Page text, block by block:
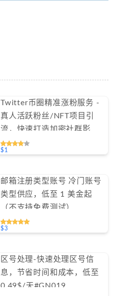
Twitter币圈精准涨粉服务 -
真人活跃粉丝/NFT项目引
流，快速打造加密社群影响
力（不支持免费测试）
$1
邮箱注册类型账号 冷门账号
类型供应，低至 1 美金起
（不支持免费测试）
$3
区号处理-快速处理区号信
息，节省时间和成本，低至
0.49$/天#GN019